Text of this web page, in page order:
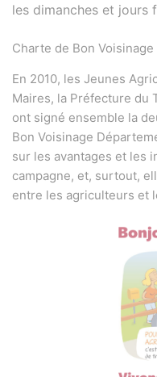
les dimanches et jours
Charte de Bon Voisinage
En 2010, les Jeunes
Maires, la Préfecture du
ont signé ensemble la
Bon Voisinage
sur les avantages et les
campagne, et, surtout,
entre les agriculteurs et